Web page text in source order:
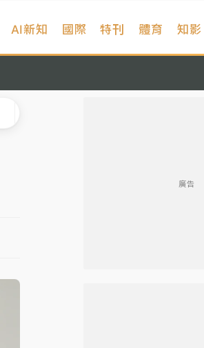
AI新知 國際 特刊 體育 知影
廣告